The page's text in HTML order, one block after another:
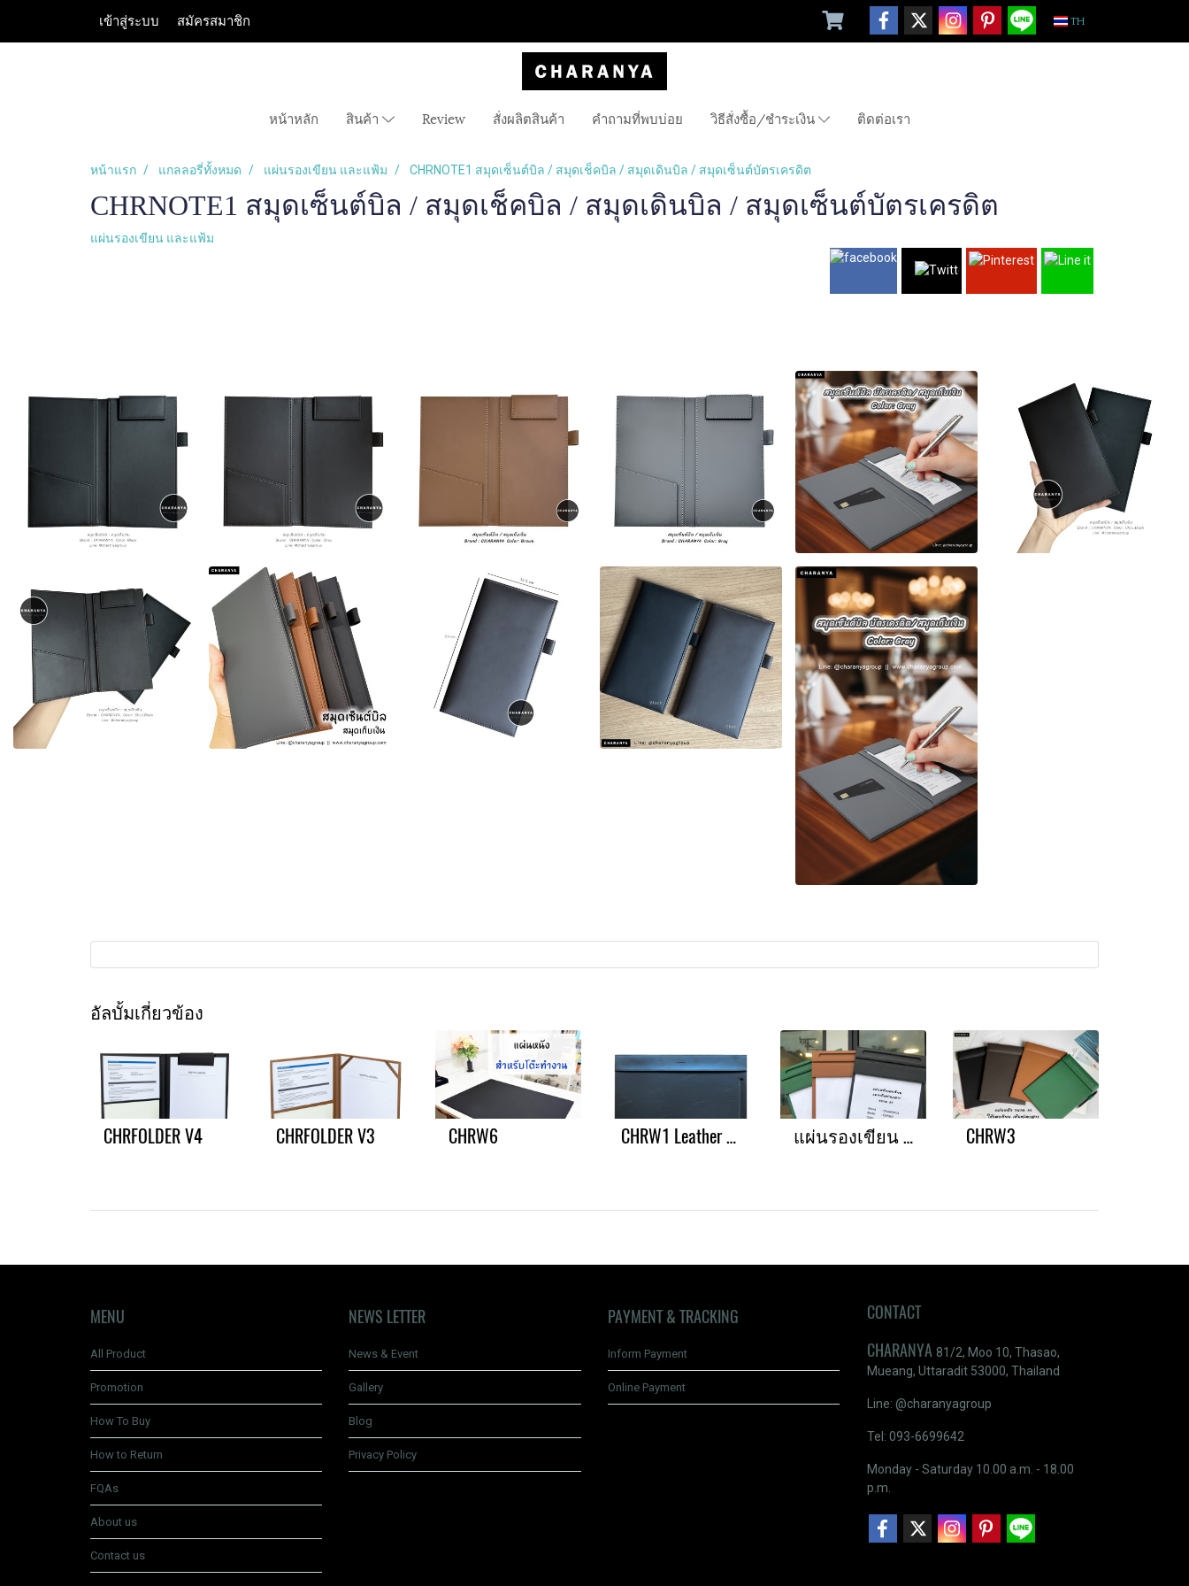
เข้าสู่ระบบ สมัครสมาชิก TH
หน้าหลัก สินค้า Review สั่งผลิตสินค้า คำถามที่พบบ่อย วิธีสั่งซื้อ/ชำระเงิน ติดต่อเรา
หน้าแรก แกลลอรี่ทั้งหมด แผ่นรองเขียน และแฟ้ม CHRNOTE1 สมุดเซ็นต์บิล / สมุดเช็คบิล / สมุดเดินบิล / สมุดเซ็นต์บัตรเครดิต
CHRNOTE1 สมุดเซ็นต์บิล / สมุดเช็คบิล / สมุดเดินบิล / สมุดเซ็นต์บัตรเครดิต
แผ่นรองเขียน และแฟ้ม
อัลบั้มเกี่ยวข้อง
CHRFOLDER V4 CHRFOLDER V3 CHRW6 CHRW1 Leather Writing Pad แผ่นหนังรองเขียน แผ่นรองเขียน A4 CHRW3
MENU
All Product
Promotion
How To Buy
How to Return
FQAs
About us
Contact us
NEWS LETTER
News & Event
Gallery
Blog
Privacy Policy
PAYMENT & TRACKING
Inform Payment
Online Payment
CONTACT
CHARANYA 81/2, Moo 10, Thasao,
Mueang, Uttaradit 53000, Thailand
Line: @charanyagroup
Tel: 093-6699642
Monday - Saturday 10.00 a.m. - 18.00
p.m.